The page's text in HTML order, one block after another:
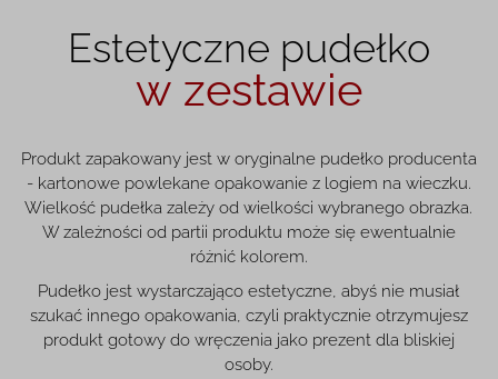
Estetyczne pudełko
w zestawie
Produkt zapakowany jest w oryginalne pudełko producenta
- kartonowe powlekane opakowanie z logiem na wieczku.
Wielkość pudełka zależy od wielkości wybranego obrazka.
W zależności od partii produktu może się ewentualnie
różnić kolorem.
Pudełko jest wystarczająco estetyczne, abyś nie musiał
szukać innego opakowania, czyli praktycznie otrzymujesz
produkt gotowy do wręczenia jako prezent dla bliskiej
osoby.